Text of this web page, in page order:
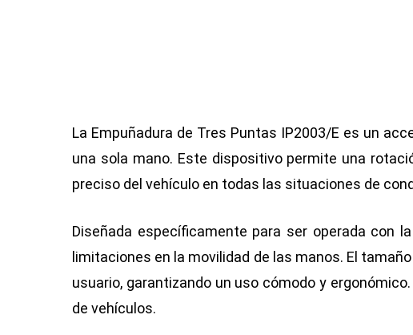
La Empuñadura de Tres Puntas IP2003/E es un
una sola mano. Este dispositivo permite una
preciso del vehículo en todas las situaciones de
Diseñada específicamente para ser operada con
limitaciones en la movilidad de las manos. El
usuario, garantizando un uso cómodo y
de vehículos.